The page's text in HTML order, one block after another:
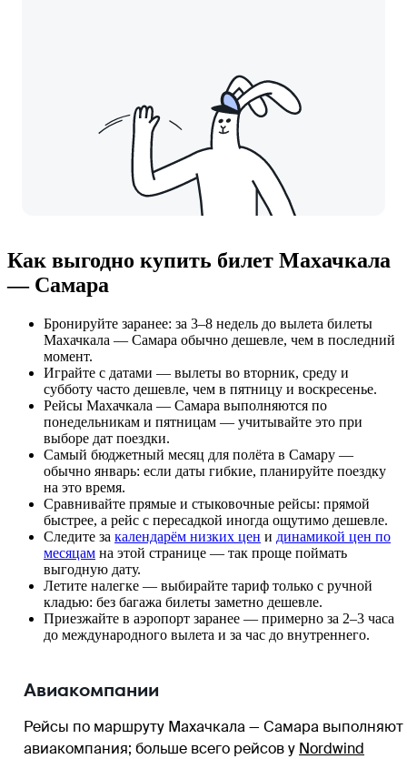
Как выгодно купить билет Махачкала
— Самара
Бронируйте заранее: за 3–8 недель до вылета билеты
Махачкала — Самара обычно дешевле, чем в последний
момент.
Играйте с датами — вылеты во вторник, среду и
субботу часто дешевле, чем в пятницу и воскресенье.
Рейсы Махачкала — Самара выполняются по
понедельникам и пятницам — учитывайте это при
выборе дат поездки.
Самый бюджетный месяц для полёта в Самару —
обычно январь: если даты гибкие, планируйте поездку
на это время.
Сравнивайте прямые и стыковочные рейсы: прямой
быстрее, а рейс с пересадкой иногда ощутимо дешевле.
Следите за календарём низких цен и динамикой цен по
месяцам на этой странице — так проще поймать
выгодную дату.
Летите налегке — выбирайте тариф только с ручной
кладью: без багажа билеты заметно дешевле.
Приезжайте в аэропорт заранее — примерно за 2–3 часа
до международного вылета и за час до внутреннего.
Авиакомпании
Рейсы по маршруту Махачкала — Самара выполняют
авиакомпания; больше всего рейсов у Nordwind